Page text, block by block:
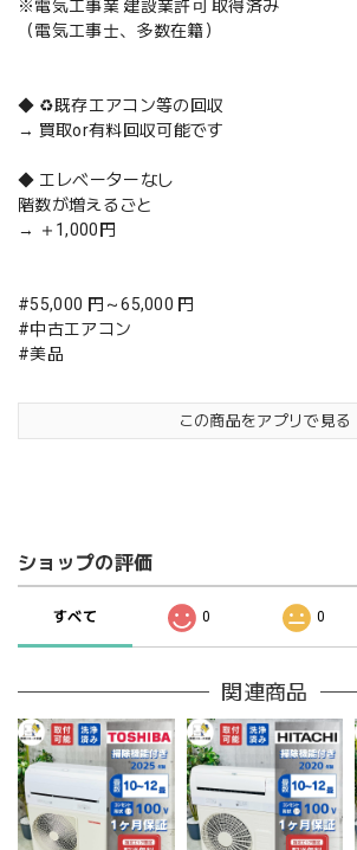
※電気工事業 建設業許可 取得済み
（電気工事士、多数在籍）
◆ ♻️既存エアコン等の回収
→ 買取or有料回収可能です
◆ エレベーターなし
階数が増えるごと
→ ＋1,000円
#55,000 円～65,000 円
#中古エアコン
#美品
この商品をアプリで見る
ショップの評価
すべて 0 0
関連商品